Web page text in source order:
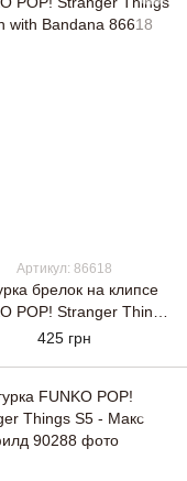
Артикул: 86618
брелок на клипсе
POP! Stranger Things
Eleven with Bandana
425 грн